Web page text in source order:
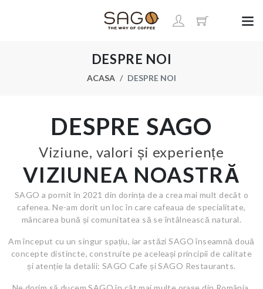
DESPRE NOI
ACASA DESPRE NOI
DESPRE SAGO
Viziune, valori și experiențe
VIZIUNEA NOASTRĂ
SAGO a pornit în 2021 din dorința de a crea mai mult decât o
cafenea. Ne-am dorit un loc în care cafeaua de specialitate,
mâncarea bună și comunitatea să se întâlnească natural.
Am început cu un singur spațiu, iar astăzi SAGO înseamnă două
concepte distincte, construite pe aceleași principii de calitate
și atenție la detalii: SAGO Cafe și SAGO Restaurants.